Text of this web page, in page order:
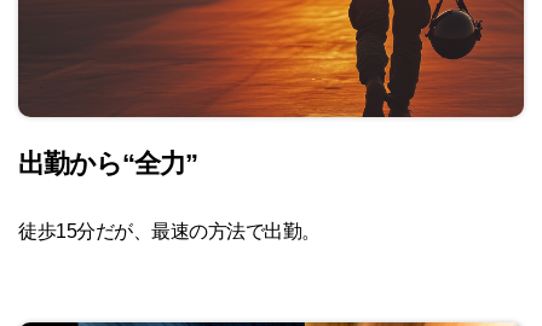
出勤から“全力”
徒歩15分だが、最速の方法で出勤。